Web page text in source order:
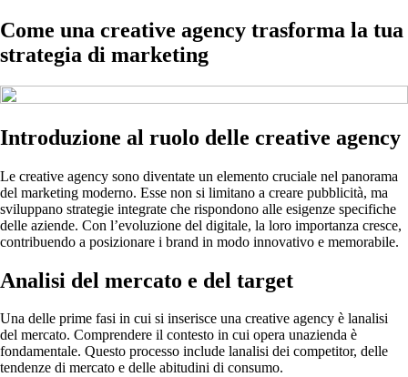
Come una creative agency trasforma la tua
strategia di marketing
Introduzione al ruolo delle creative agency
Le creative agency sono diventate un elemento cruciale nel panorama
del marketing moderno. Esse non si limitano a creare pubblicità, ma
sviluppano strategie integrate che rispondono alle esigenze specifiche
delle aziende. Con l’evoluzione del digitale, la loro importanza cresce,
contribuendo a posizionare i brand in modo innovativo e memorabile.
Analisi del mercato e del target
Una delle prime fasi in cui si inserisce una creative agency è lanalisi
del mercato. Comprendere il contesto in cui opera unazienda è
fondamentale. Questo processo include lanalisi dei competitor, delle
tendenze di mercato e delle abitudini di consumo.